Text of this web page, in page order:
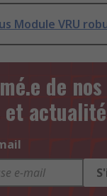
Module VRU
de
et